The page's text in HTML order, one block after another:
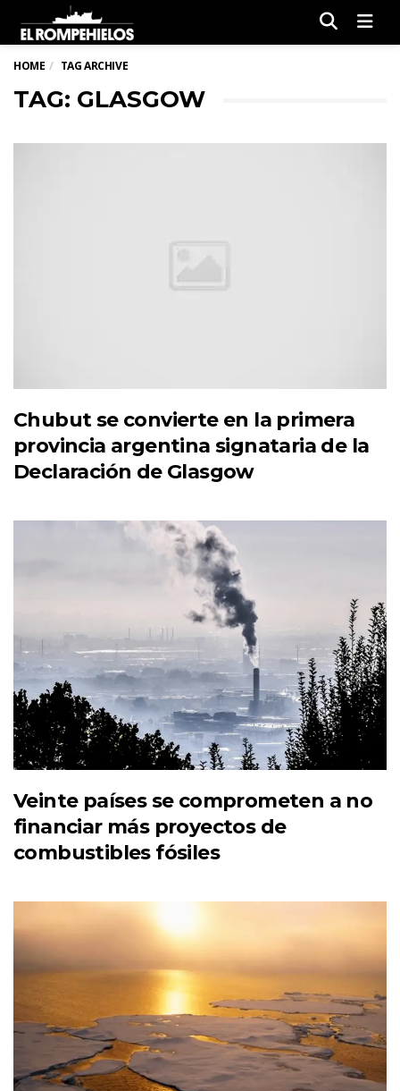
HOME TAG ARCHIVE
TAG: GLASGOW
Chubut se convierte en la primera
provincia argentina signataria de la
Declaración de Glasgow
Veinte países se comprometen a no
financiar más proyectos de
combustibles fósiles